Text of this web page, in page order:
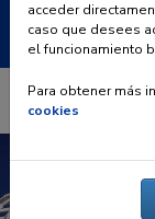
acceder
caso que desees
el funcionamiento
Para obtener más
cookies